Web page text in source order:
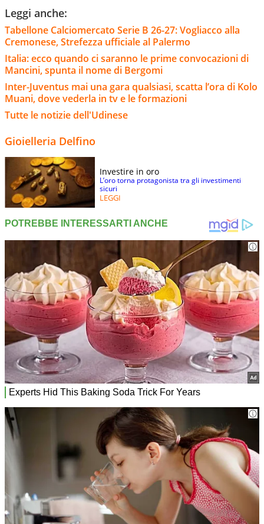
Leggi anche:
Tabellone Calciomercato Serie B 26-27: Vogliacco alla
Cremonese, Strefezza ufficiale al Palermo
Italia: ecco quando ci saranno le prime convocazioni di
Mancini, spunta il nome di Bergomi
Inter-Juventus mai una gara qualsiasi, scatta l’ora di Kolo
Muani, dove vederla in tv e le formazioni
Tutte le notizie dell'Udinese
Gioielleria Delfino
Investire in oro
L’oro torna protagonista tra gli investimenti
sicuri
LEGGI